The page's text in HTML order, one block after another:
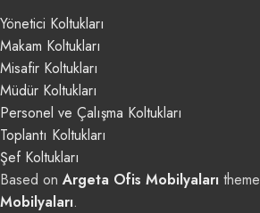
Yönetici Koltukları
Makam Koltukları
Misafir Koltukları
Müdür Koltukları
Personel ve Çalışma Koltukları
Toplantı Koltukları
Şef Koltukları
Based onArgeta Ofis Mobilyaları theme
Mobilyaları.